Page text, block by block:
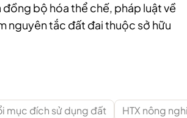
đồng bộ hóa thể chế, pháp luật về
nguyên tắc đất đai thuộc sở hữu
mục đích sử dụng đất HTX nông